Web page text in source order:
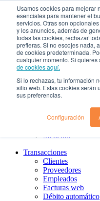
Usamos cookies para mejorar
esenciales para mantener el
servicios. Otras son
y los anuncios, además de
todas las cookies, rechazar
prefieras. Si no escojes nada,
de cookies predeterminada.
cualquier momento. Si quieres
de cookies aquí.
Si lo rechazas, tu información
sitio web. Estas cookies serán
sus preferencias.
Configuración
¿Qué es el renting?
Nosotros
Nuestra cultura
Gobierno
Política de
Ayuda
Guías de Usuario
PQRs
Aprende más
¿Dónde estamos?
Bogotá
Medellin
Transacciones
Clientes
Proveedores
Empleados
Facturas web
Débito automático